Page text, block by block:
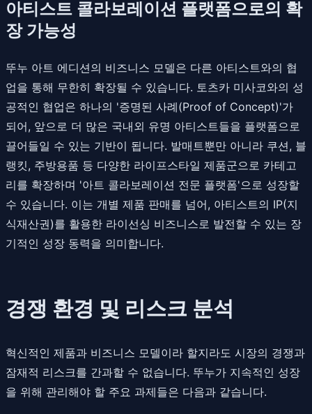
아티스트 콜라보레이션 플랫폼으로의 확
장 가능성
뚜누 아트 에디션의 비즈니스 모델은 다른 아티스트와의 협
업을 통해 무한히 확장될 수 있습니다. 토츠카 미사코와의 성
공적인 협업은 하나의 '증명된 사례(Proof of Concept)'가
되어, 앞으로 더 많은 국내외 유명 아티스트들을 플랫폼으로
끌어들일 수 있는 기반이 됩니다. 발매트뿐만 아니라 쿠션, 블
랭킷, 주방용품 등 다양한 라이프스타일 제품군으로 카테고
리를 확장하며 '아트 콜라보레이션 전문 플랫폼'으로 성장할
수 있습니다. 이는 개별 제품 판매를 넘어, 아티스트의 IP(지
식재산권)를 활용한 라이선싱 비즈니스로 발전할 수 있는 장
기적인 성장 동력을 의미합니다.
경쟁 환경 및 리스크 분석
혁신적인 제품과 비즈니스 모델이라 할지라도 시장의 경쟁과
잠재적 리스크를 간과할 수 없습니다. 뚜누가 지속적인 성장
을 위해 관리해야 할 주요 과제들은 다음과 같습니다.